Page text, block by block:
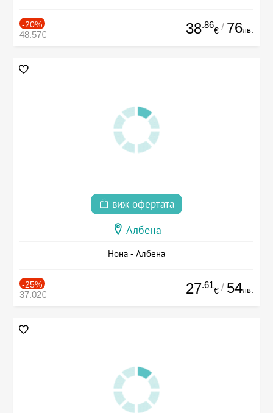
-20%
48.57€ 38.86
€ / 76лв.
виж офертата
Албена
Нона - Албена
-25%
37.02€ 27.61
€ / 54лв.